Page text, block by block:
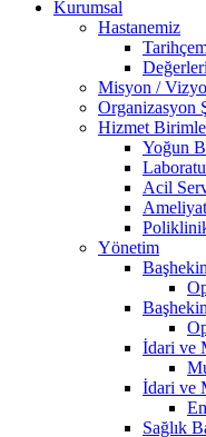
Kurumsal
Hastanemiz
Misyon /
Organizasyon
Hizmet
Yoğun
Acil
Yönetim
İdari ve
İdari ve
Sağlık